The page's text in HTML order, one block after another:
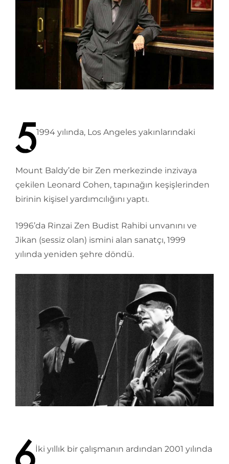
1994 yılında, Los Angeles yakınlarındaki
Mount Baldy’de bir Zen merkezinde inzivaya
çekilen Leonard Cohen, tapınağın keşişlerinden
birinin kişisel yardımcılığını yaptı.
1996’da Rinzai Zen Budist Rahibi unvanını ve
Jikan (sessiz olan) ismini alan sanatçı, 1999
yılında yeniden şehre döndü.
İki yıllık bir çalışmanın ardından 2001 yılında